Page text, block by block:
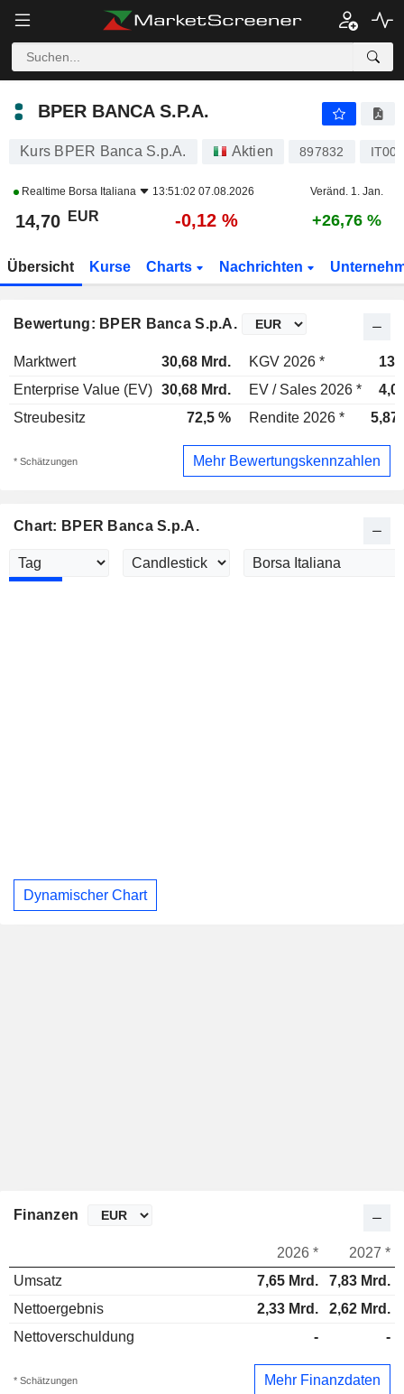
BPER BANCA S.P.A.
BPER BANCA S.P.A.
Kurs BPER Banca S.p.A. Aktien 897832
Realtime Borsa Italiana 13:51:02 07.08.2026 Veränd. 1. Jan.
14,70 EUR -0,12 % +26,76 %
Übersicht Kurse Charts Nachrichten
Bewertung: BPER Banca S.p.A.
Marktwert 30,68 Mrd. KGV 2026 *
Enterprise Value (EV) 30,68 Mrd. EV / Sales 2026 *
Streubesitz
72,5 % Rendite 2026 * 5,87
* Schätzungen Mehr Bewertungskennzahlen
Chart: BPER Banca S.p.A.
Dynamischer Chart
Finanzen
2026 *
2027 *
Umsatz
7,65 Mrd.
7,83 Mrd.
Nettoergebnis
2,33 Mrd.
2,62 Mrd.
Nettoverschuldung
- -
* Schätzungen Mehr Finanzdaten